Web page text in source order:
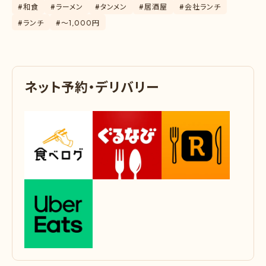
#和食 #ラーメン #タンメン #居酒屋
#会社ランチ
#ランチ
#〜1,000円
ネッ ト予約・デリバリー